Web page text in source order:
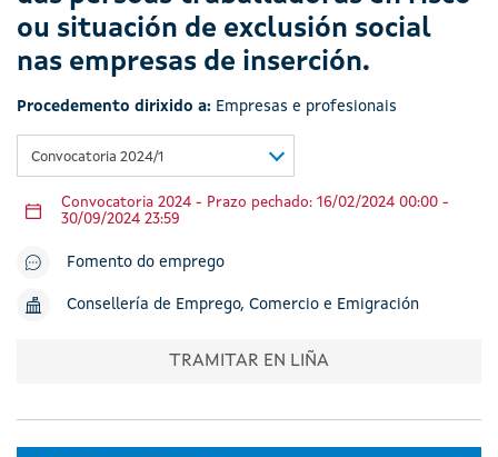
ou situación de exclusión social
nas empresas de inserción.
Procedemento dirixido a: Empresas e profesionais
Convocatoria 2024/1
Convocatoria 2024 - Prazo pechado: 16/02/2024 00:00 -
30/09/2024 23:59
Fomento do emprego
Consellería de Emprego, Comercio e Emigración
TRAMITAR EN LIÑA